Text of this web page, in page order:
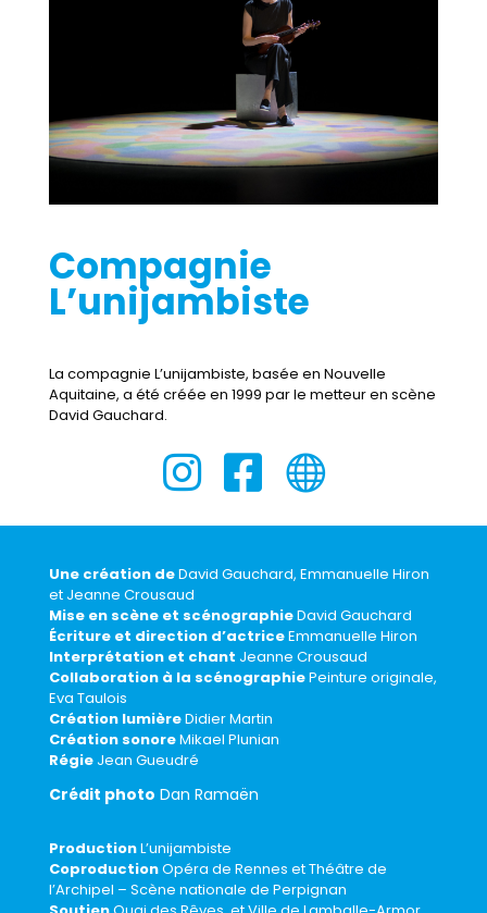
Compagnie
L’unijambiste
La compagnie L’unijambiste, basée en Nouvelle
Aquitaine, a été créée en 1999 par le metteur en scène
David Gauchard.
  
Une création deDavid Gauchard, Emmanuelle Hiron
et Jeanne Crousaud
Mise en scène et scénographieDavid Gauchard
Écriture et direction d’actriceEmmanuelle Hiron
Interprétation et chant Jeanne Crousaud
Collaboration à la scénographiePeinture originale,
Eva Taulois
Création lumièreDidier Martin
Création sonoreMikael Plunian
RégieJean Gueudré
Crédit photo Dan Ramaën
ProductionL’unijambiste
CoproductionOpéra de Rennes et Théâtre de
l’Archipel – Scène nationale de Perpignan